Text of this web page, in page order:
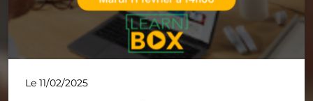
Le 11/02/2025